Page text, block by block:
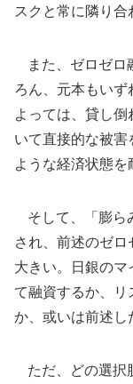
スクと常に隣り合
また、ゼロゼロ
ろん、元本もい
よっては、貸し
いて直接的な被
ような経済状態を
そして、「膨ら
され、前述のゼ
大きい。日銀の
て融資するか、
か、或いは前述し
ただ、どの選択